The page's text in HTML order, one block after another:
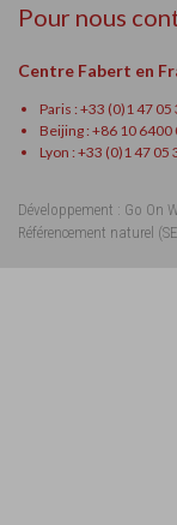
Pour nous
Centre Fabert en
Paris : +33 (0)1 47 05
Beijing : +86 10 6400
Lyon : +33 (0)1 47 05
Développement : Go On
Référencement naturel